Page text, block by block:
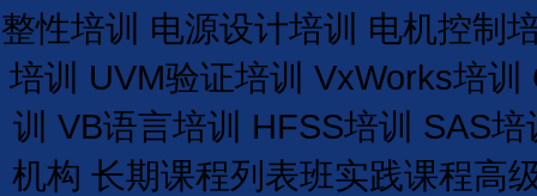
整性培训 电源设计培训 电机控制
培训 UVM验证培训 VxWorks培训
训 VB语言培训 HFSS培训 SAS培
机构 长期课程列表班实践课程高